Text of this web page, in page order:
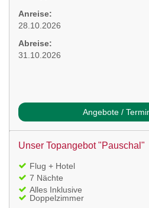
Anreise:
28.10.2026
Abreise:
31.10.2026
Angebote /
Unser Topangebot "Pauschal"
Flug + Hotel
7 Nächte
Alles Inklusive
Doppelzimmer